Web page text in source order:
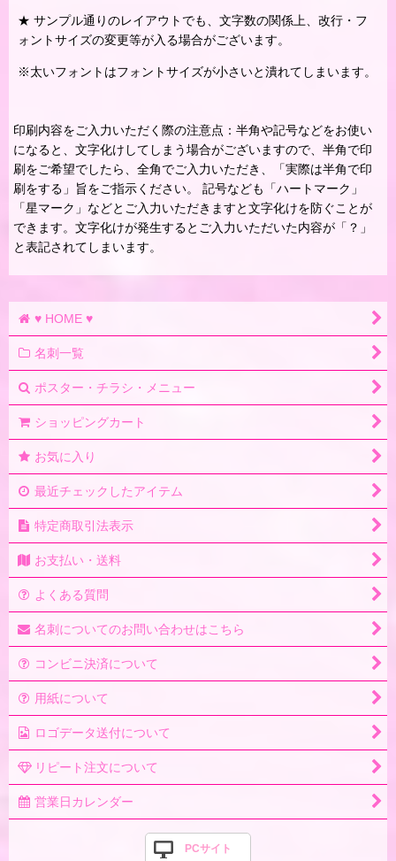
★ サンプル通りのレイアウトでも、文字数の関係上、改行・フ
ォントサイズの変更等が入る場合がございます。
※太いフォントはフォントサイズが小さいと潰れてしまいます。
印刷内容をご入力いただく際の注意点：半角や記号などをお使い
になると、文字化けしてしまう場合がございますので、半角で印
刷をご希望でしたら、全角でご入力いただき、「実際は半角で印
刷をする」旨をご指示ください。 記号なども「ハートマーク」
「星マーク」などとご入力いただきますと文字化けを防ぐことが
できます。文字化けが発生するとご入力いただいた内容が「？」
と表記されてしまいます。
♥ HOME ♥
名刺一覧
ポスター・チラシ・メニュー
ショッピングカート
お気に入り
最近チェックしたアイテム
特定商取引法表示
お支払い・送料
よくある質問
名刺についてのお問い合わせはこちら
コンビニ決済について
用紙について
ロゴデータ送付について
リピート注文について
営業日カレンダー
PCサイト